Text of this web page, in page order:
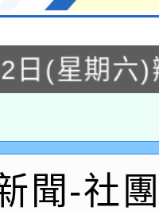
利署委託
辦理「
日(星期六
福系列
」
地景藝術
藝術巡演
國民及學前
聞-社